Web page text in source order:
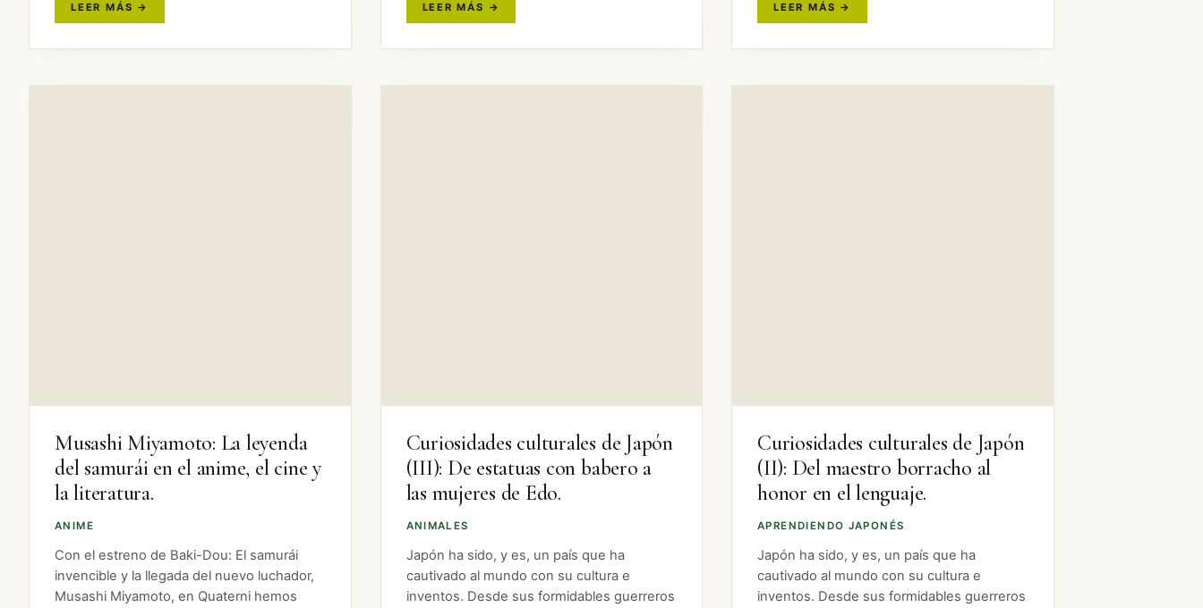
ANIME
Musashi Miyamoto: La leyenda
del samurái en el anime, el cine y
la literatura.
Con el estreno de Baki-Dou: El samurái
invencible y la llegada del nuevo luchador,
Musashi Miyamoto, en Quaterni hemos
ANIMALES
Curiosidades culturales de Japón
(III): De estatuas con babero a
las mujeres de Edo.
Japón ha sido, y es, un país que ha
cautivado al mundo con su cultura e
inventos. Desde sus formidables guerreros
APRENDIENDO JAPONÉS
Curiosidades culturales de Japón
(II): Del maestro borracho al
honor en el lenguaje.
Japón ha sido, y es, un país que ha
cautivado al mundo con su cultura e
inventos. Desde sus formidables guerreros